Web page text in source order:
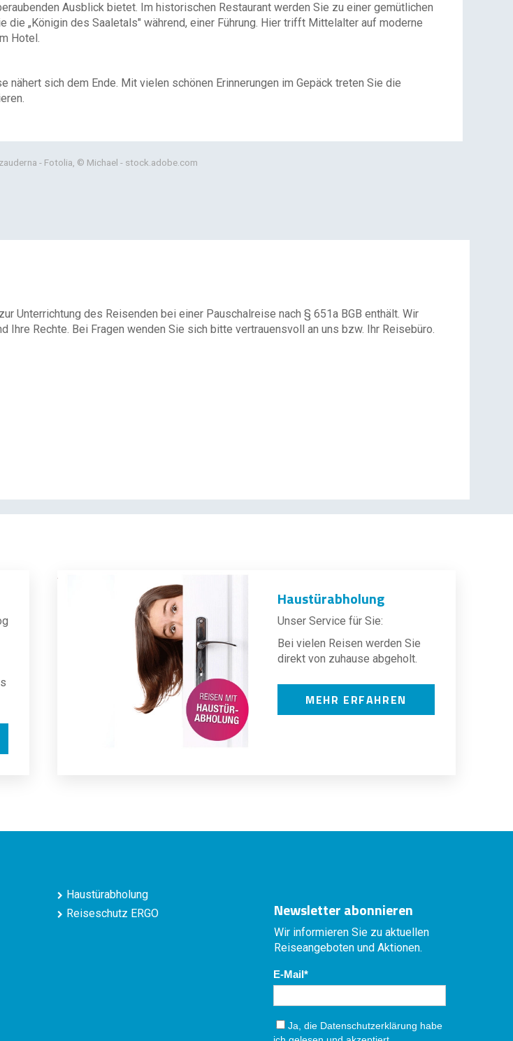
Ausblick bietet. Im historischen Restaurant werden Sie zu einer gemütlichen
„Königin des Saaletals" während, einer Führung. Hier trifft Mittelalter auf moderne
Hotel.
sich dem Ende. Mit vielen schönen Erinnerungen im Gepäck treten Sie die
- Fotolia, © Michael - stock.adobe.com
des Reisenden bei einer Pauschalreise nach § 651a BGB enthält. Wir
Rechte. Bei Fragen wenden Sie sich bitte vertrauensvoll an uns bzw. Ihr Reisebüro.
Haustürabholung
Unser Service für Sie:
Bei vielen Reisen werden Sie
direkt von zuhause abgeholt.
MEHR ERFAHREN
Haustürabholung
Reiseschutz ERGO
Newsletter abonnieren
Wir informieren Sie zu aktuellen
Reiseangeboten und Aktionen.
E-Mail
Ja, die Datenschutzerklärung habe